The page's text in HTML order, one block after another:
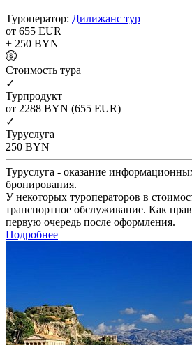
Туроператор: Дилижанс тур
от 655 EUR
+ 250 BYN
Cтоимость тура
✓
Турпродукт
от 2288 BYN (655 EUR)
✓
Туруслуга
250 BYN
Туруслуга - оказание
бронирования.
У некоторых туроператоров в
транспортное обслуживание. Как
первую очередь после оформления.
Подробнее